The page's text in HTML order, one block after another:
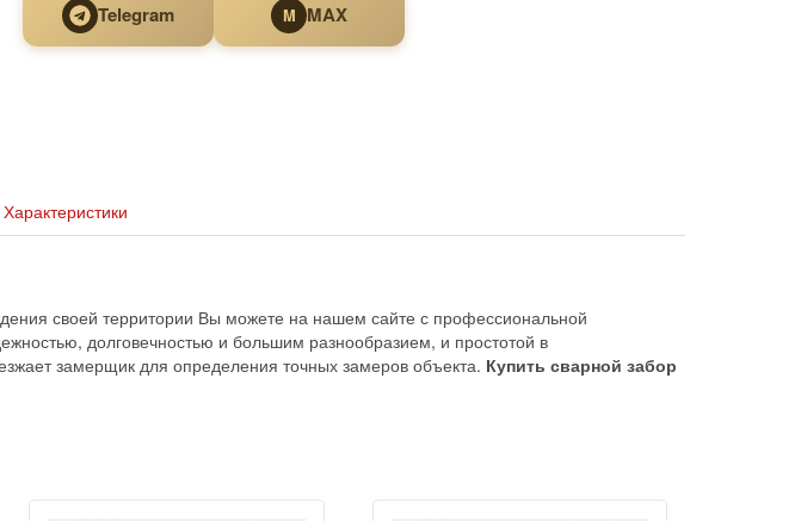
Telegram M MAX
Характеристики
своей территории Вы можете на нашем сайте с профессиональной
долговечностью и большим разнообразием, и простотой в
замерщик для определения точных замеров объекта. Купить сварной забор